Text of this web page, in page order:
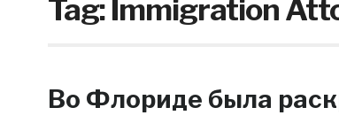
Tag:Immigration
Во Флориде была